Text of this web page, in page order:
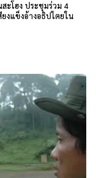
ะโฮง ประชุมร่วม 4
งแข็งอ้างอธิปไตยใน